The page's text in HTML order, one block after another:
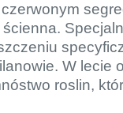
W lecie
roslin,